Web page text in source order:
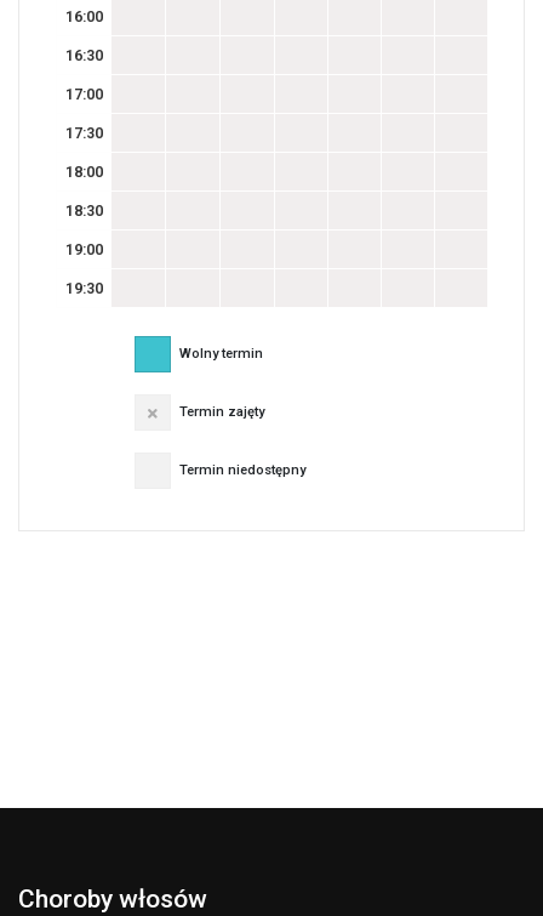
16:00
16:30
17:00
17:30
18:00
18:30
19:00
19:30
Wolny termin
Termin zajęty
Termin niedostępny
Choroby włosów